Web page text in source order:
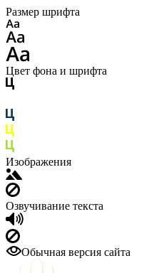
Размер шрифта
Цвет фона и шрифта
Изображения
Озвучивание текста
Обычная версия сайта